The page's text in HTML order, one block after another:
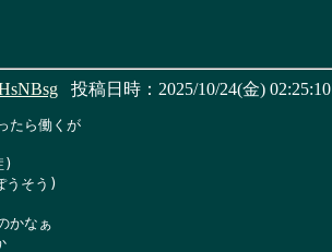
投稿日時：2025/10/24(金) 02:25:10
たら働くが
)
うそう)
かなぁ